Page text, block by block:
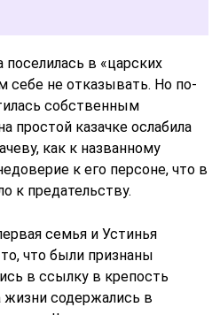
в «царских
себе не отказывать. Но по-
собственным
простой казачке ослабила
как к названному
к его персоне, что в
к предательству.
семья и Устинья
что были признаны
в ссылку в крепость
жизни содержались в